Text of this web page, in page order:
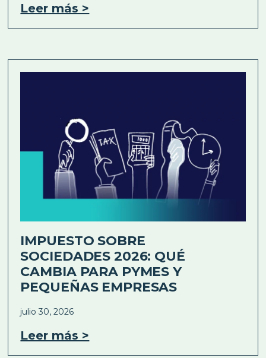
Leer más >
IMPUESTO SOBRE
SOCIEDADES 2026: QUÉ
CAMBIA PARA PYMES Y
PEQUEÑAS EMPRESAS
julio 30, 2026
Leer más >